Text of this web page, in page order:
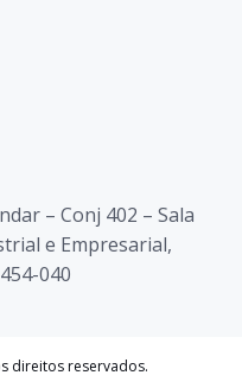
– Conj 402 – Sala
e Empresarial,
040
direitos reservados.